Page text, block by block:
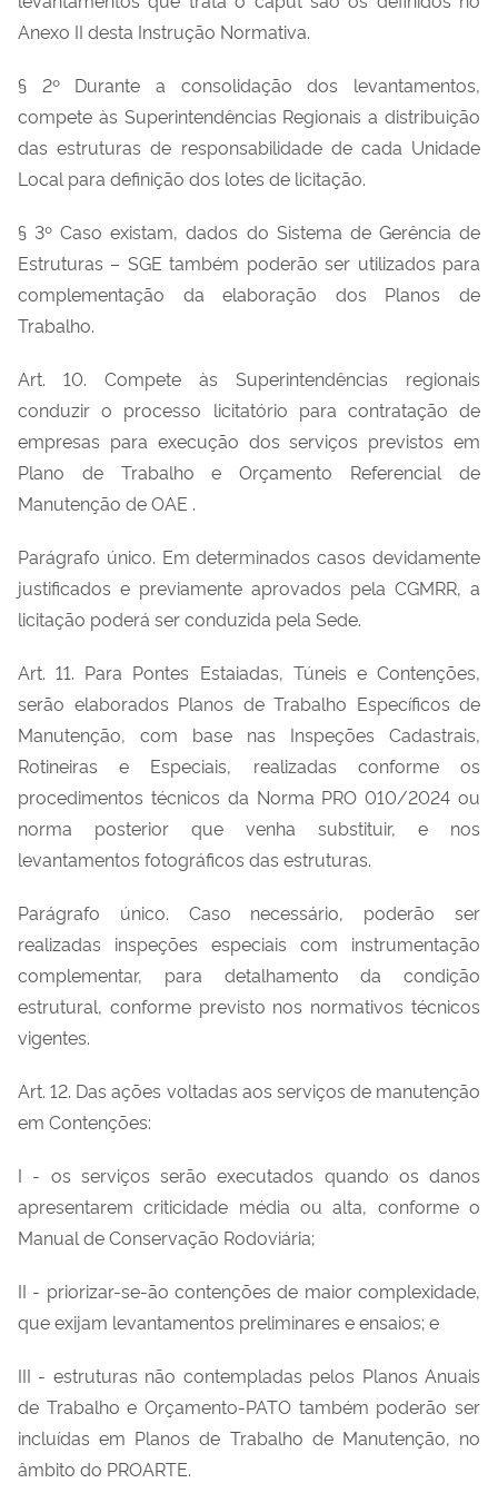
Anexo II desta Instrução Normativa.
§ 2º Durante a consolidação dos levantamentos,
compete às Superintendências Regionais a distribuição
das estruturas de responsabilidade de cada Unidade
Local para definição dos lotes de licitação.
§ 3º Caso existam, dados do Sistema de Gerência de
Estruturas – SGE também poderão ser utilizados para
complementação da elaboração dos Planos de
Trabalho.
Art. 10. Compete às Superintendências regionais
conduzir o processo licitatório para contratação de
empresas para execução dos serviços previstos em
Plano de Trabalho e Orçamento Referencial de
Manutenção de OAE .
Parágrafo único. Em determinados casos devidamente
justificados e previamente aprovados pela CGMRR, a
licitação poderá ser conduzida pela Sede.
Art. 11. Para Pontes Estaiadas, Túneis e Contenções,
serão elaborados Planos de Trabalho Específicos de
Manutenção, com base nas Inspeções Cadastrais,
Rotineiras e Especiais, realizadas conforme os
procedimentos técnicos da Norma PRO 010/2024 ou
norma posterior que venha substituir, e nos
levantamentos fotográficos das estruturas.
Parágrafo único. Caso necessário, poderão ser
realizadas inspeções especiais com instrumentação
complementar, para detalhamento da condição
estrutural, conforme previsto nos normativos técnicos
vigentes.
Art. 12. Das ações voltadas aos serviços de manutenção
em Contenções:
I - os serviços serão executados quando os danos
apresentarem criticidade média ou alta, conforme o
Manual de Conservação Rodoviária;
II - priorizar-se-ão contenções de maior complexidade,
que exijam levantamentos preliminares e ensaios; e
III - estruturas não contempladas pelos Planos Anuais
de Trabalho e Orçamento-PATO também poderão ser
incluídas em Planos de Trabalho de Manutenção, no
âmbito do PROARTE.